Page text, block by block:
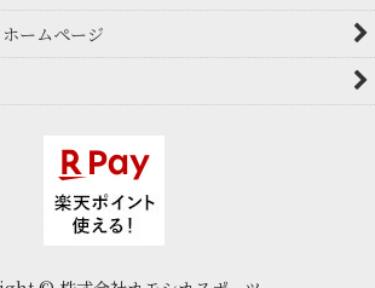
ワタニ プリムス
ームページ